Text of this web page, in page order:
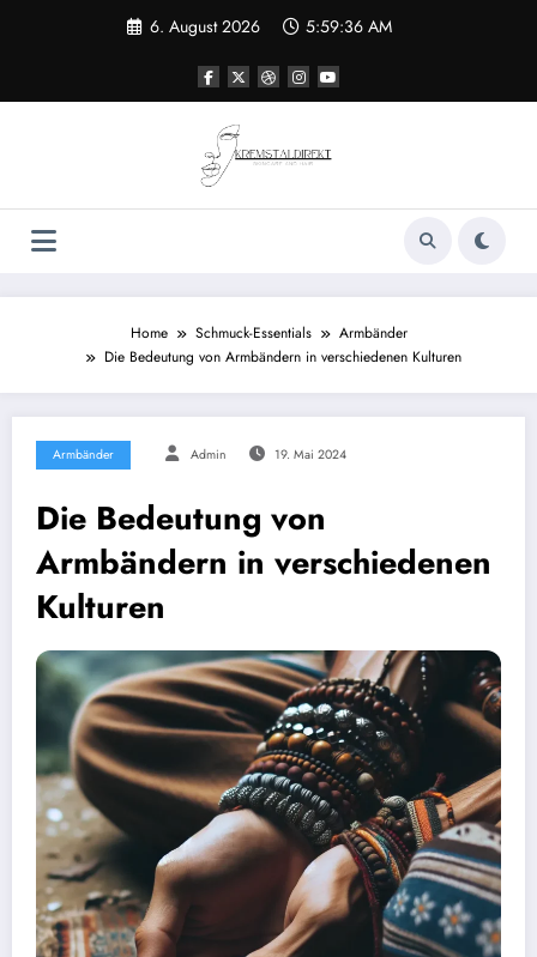
6. August 2026 5:59:37 AM
Home Schmuck-Essentials
Armbänder
Die Bedeutung von Armbändern in verschiedenen Kulturen
Armbänder Admin 19. Mai 2024
Die Bedeutung von
Armbändern in verschiedenen
Kulturen